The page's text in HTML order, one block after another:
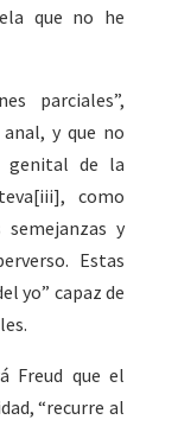
que no he
parciales”,
y que no
genital de la
como
y
Estas
yo” capaz de
Freud que el
“recurre al